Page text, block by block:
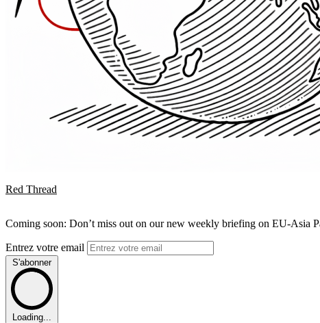
Red Thread
Coming soon: Don’t miss out on our new weekly briefing on EU-Asia
Entrez votre email
S'abonner
Loading...